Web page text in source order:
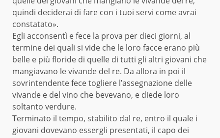
quindi deciderai di fare con i tuoi servi come avrai
constatato».
Egli acconsentì e fece la prova per dieci giorni, al
termine dei quali si vide che le loro facce erano più
belle e più floride di quelle di tutti gli altri giovani che
mangiavano le vivande del re. Da allora in poi il
sovrintendente fece togliere l’assegnazione delle
vivande e del vino che bevevano, e diede loro
soltanto verdure.
Terminato il tempo, stabilito dal re, entro il quale i
giovani dovevano essergli presentati, il capo dei